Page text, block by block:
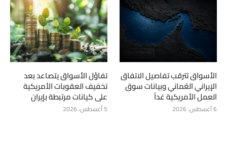
الأسواق تترقب تفاصيل الاتفاق
الإيراني العُماني وبيانات سوق
العمل الأمريكية غداً
6 أغسطس، 2026
تفاؤل الأسواق يتصاعد بعد
تخفيف العقوبات الأمريكية
على كيانات مرتبطة بإيران
5 أغسطس، 2026